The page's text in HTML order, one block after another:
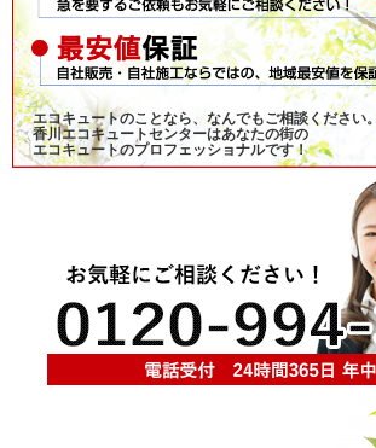
エコキュートのことなら、なんでもご相談ください
香川エコキュートセンターはあなたの街の
エコキュートのプロフェッショナルです！